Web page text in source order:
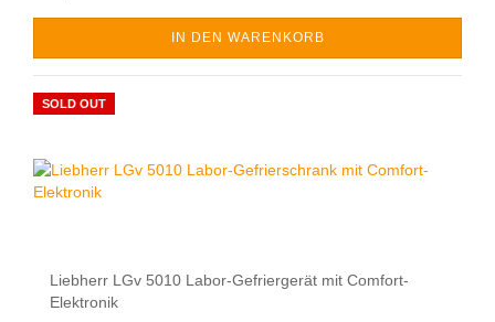
IN DEN WARENKORB
SOLD OUT
Liebherr LGv 5010 Labor-Gefriergerät mit Comfort-
Elektronik